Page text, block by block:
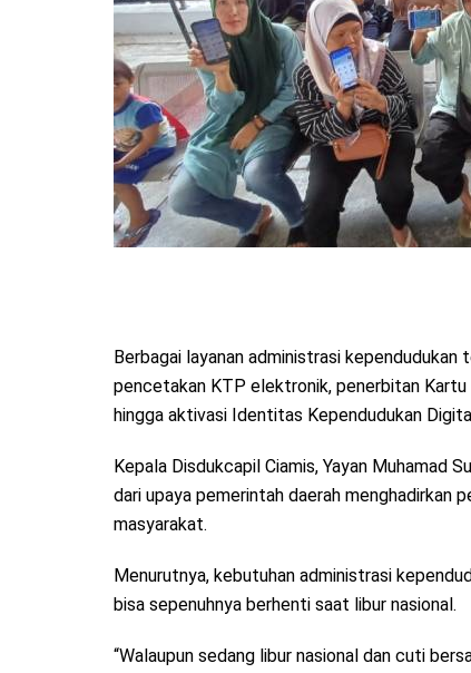
Berbagai layanan administrasi
pencetakan KTP elektronik, penerbitan
hingga aktivasi Identitas Kependudukan
Kepala Disdukcapil Ciamis, Yayan Muhamad
dari upaya pemerintah daerah menghadirkan
masyarakat.
Menurutnya, kebutuhan administrasi
bisa sepenuhnya berhenti saat libur nasional.
“Walaupun sedang libur nasional dan cuti